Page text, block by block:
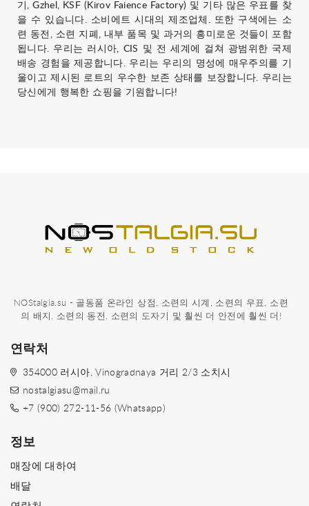
기, Gzhel, KSF (Kirov Faience Factory) 및 기타 많은 우표를 찾
을 수 있습니다. 소비에트 시대의 제조업체. 또한 구색에는 소
련 동전, 소련 지폐, 내부 품목 및 과거의 흥미로운 것들이 포함
됩니다. 우리는 러시아, CIS 및 전 세계에 걸쳐 광범위한 국제
배송 경험을 제공합니다. 우리는 우리의 명성에 매우주의를 기
울이고 제시된 로트의 우수한 보존 상태를 보장합니다. 우리는
당신에게 행복한 쇼핑을 기원합니다!
NOStalgia.su - 골동품 온라인 상점, 소련의 시계, 소련의 우표, 소련
의 배지, 소련의 동전, 소련의 도자기 및 훨씬 더 안전에 훨씬 더!
연락처
354000 러시아, Vinogradnaya 거리 2/3 소치시
nostalgiasu@mail.ru
+7 (900) 272-11-56 (Whatsapp)
정보
매장에 대하여
배달